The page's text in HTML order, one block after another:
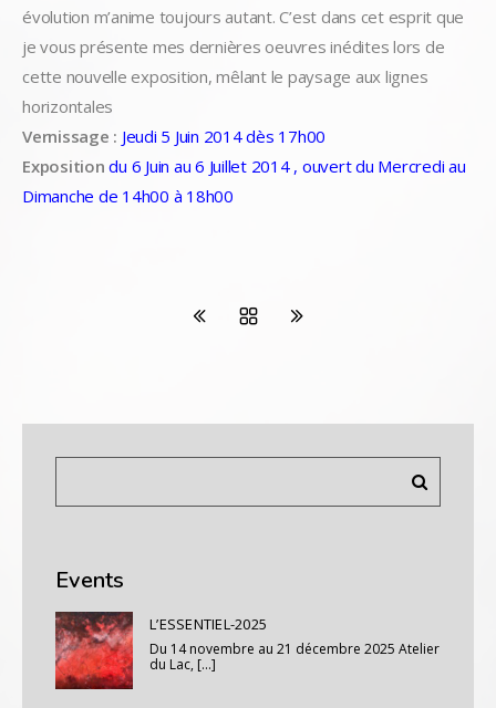
évolution m’anime toujours autant. C’est dans cet esprit que
je vous présente mes dernières oeuvres inédites lors de
cette nouvelle exposition, mêlant le paysage aux lignes
horizontales
Vernissage : Jeudi 5 Juin 2014 dès 17h00
Exposition du 6 Juin au 6 Juillet 2014 , ouvert du Mercredi au
Dimanche de 14h00 à 18h00
Events
L’ESSENTIEL-2025
Du 14 novembre au 21 décembre 2025 Atelier
du Lac, [...]